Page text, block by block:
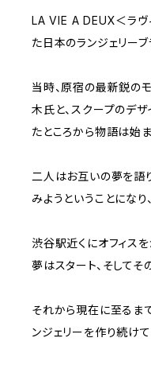
LA VIE A DEUX＜ラヴ
た日本のランジェリーブ
当時、原宿の最新鋭の
木氏と、スクープのデ
たところから物語は始ま
二人はお互いの夢を語
みようということになり
渋谷駅近くにオフィス
夢はスタート、そしてそ
それから現在に至るま
ンジェリーを作り続けて